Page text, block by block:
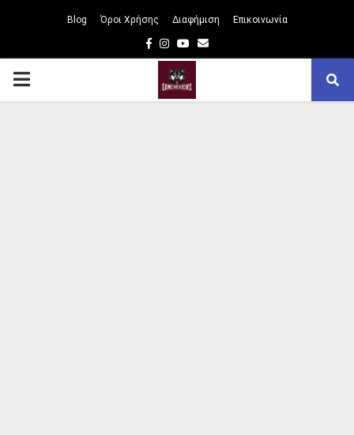
Blog Όροι Χρήσης Διαφήμιση Επικοινωνία
Facebook
Instagram
Youtube
Email
PRIMARY